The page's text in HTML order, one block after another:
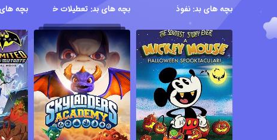
بچه های بد: نفوذ بچه های بد: تعطیلات خیلی بد بچه